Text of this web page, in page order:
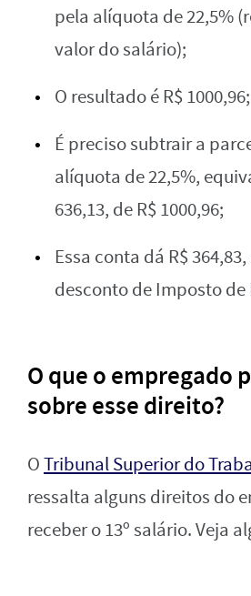
pela alíquota de 22,5%
valor do salário);
O resultado é R$ 1000,96;
É preciso subtrair a
alíquota de 22,5%,
636,13, de R$ 1000,96;
Essa conta dá R$
desconto de Imposto de
O que o empregado
sobre esse direito?
OTribunal Superior do
ressalta alguns direitos do
receber o 13º salário. Veja